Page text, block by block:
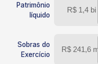
Patrimônio
líquido
R$ 1,4 bi
Sobras do
Exercício
R$ 241,6 mi